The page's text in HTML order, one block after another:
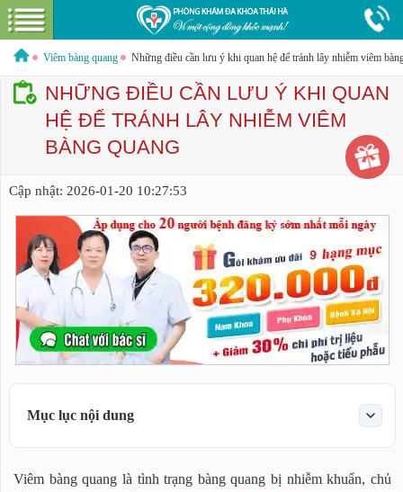
0379544317Bác sĩ tư vấn miễn phí
GIỚI THIỆU VỀ PHÒNG KHÁM
GÓI DỊCH VỤ
HƯỚNG DẪN VÀ CHI PHÍ
ĐẶT LỊCH HẸN KHÁM
LIÊN HỆ
NAM KHOA
BỆNH XÃ HỘI
Điệ
n
t
h
oại
Viêm bàng quang Những điều cần lưu ý khi quan hệ để tránh lây nhiễm viêm
NHỮNG ĐIỀU CẦN LƯU Ý KHI QUAN
HỆ ĐỂ TRÁNH LÂY NHIỄM VIÊM
BÀNG QUANG
Cập nhật: 2026-01-20 10:27:53
Mục lục nội dung
quang
Viêm bàng quang là tình trạng bàng quang bị nhiễm khuẩn, chủ